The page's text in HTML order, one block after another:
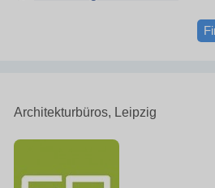
Architekturbüros, Leipzig